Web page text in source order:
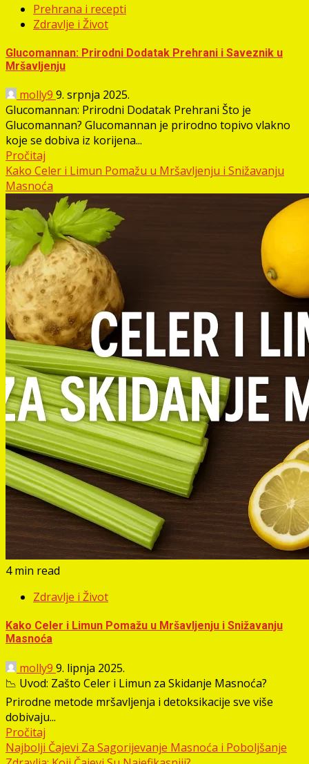
Prehrana i recepti
Zdravlje i Život
Glucomannan: Prirodni Dodatak Prehrani i Saveznik u
Mršavljenju
molly9 9. srpnja 2025.
Glucomannan: Prirodni Dodatak Prehrani Što je
Glucomannan? Glucomannan je prirodno topivo vlakno
koje se dobiva iz korijena...
Pročitaj
Kako Celer i Limun Pomažu u Mršavljenju i Snižavanju
Masnoća
4 min read
Zdravlje i Život
Kako Celer i Limun Pomažu u Mršavljenju i Snižavanju
Masnoća
molly9 9. lipnja 2025.
📉 Uvod: Zašto Celer i Limun za Skidanje Masnoća?
Prirodne metode mršavljenja i detoksikacije sve više
dobivaju...
Pročitaj
Najbolji Čajevi Za Sagorijevanje Masnoća i Poboljšanje